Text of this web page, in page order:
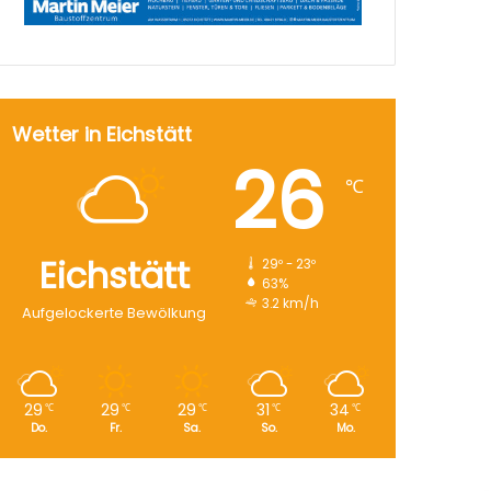
Wetter in Eichstätt
Eichstätt
Aufgelockerte Bewölkung
26 ℃
29º - 23º
63%
3.2 km/h
29 ℃
Do.
29 ℃
Fr.
29 ℃
Sa.
31 ℃
So.
34 ℃
Mo.